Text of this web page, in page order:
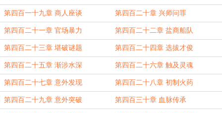
第四百一十九章 商人座谈 第四百二十章 兴师问罪
第四百二十一章 官场暴力 第四百二十二章 盐商船队
第四百二十三章 堪破谜题 第四百二十四章 选拔才俊
第四百二十五章 渐涉水深 第四百二十六章 触及灵魂
第四百二十七章 意外发现 第四百二十八章 初制火药
第四百二十九章 意外突破 第四百三十章 血脉传承